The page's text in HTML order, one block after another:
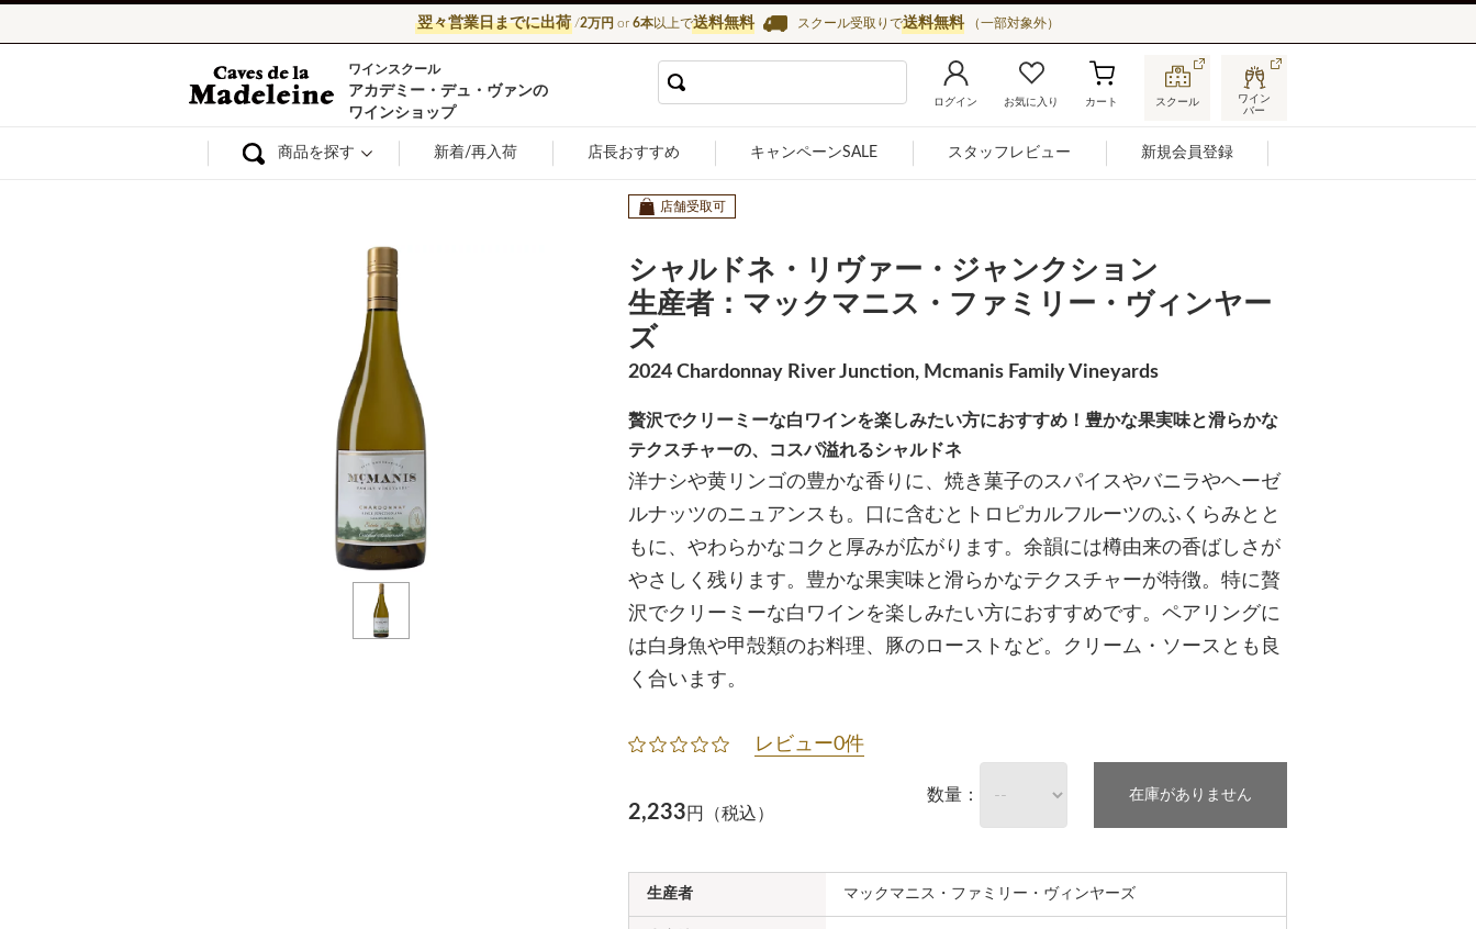
翌々営業日までに出荷/2万円 or 6本以上で送料無料 スクール受取りで送料無料 （一部対象外）
ワイン通販ならワインショップ カーヴ・ド・ラ・マドレーヌ
ワインスクール
アカデミー・デュ・ヴァンの
ワインショップ
ログイン お気に入り カート スクール
ワイン
バー
商品を探す 新着/再入荷 店長おすすめ キャンペーンSALE スタッフレビュー 新規会員登録
店舗受取可
シャルドネ・リヴァー・ジャンクション
生産者：マックマニス・ファミリー・ヴィンヤー
ズ
2024 Chardonnay River Junction, Mcmanis Family Vineyards
贅沢でクリーミーな白ワインを楽しみたい方におすすめ！豊かな果実味と滑らかな
テクスチャーの、コスパ溢れるシャルドネ
洋ナシや黄リンゴの豊かな香りに、焼き菓子のスパイスやバニラやヘーゼ
ルナッツのニュアンスも。口に含むとトロピカルフルーツのふくらみとと
もに、やわらかなコクと厚みが広がります。余韻には樽由来の香ばしさが
やさしく残ります。豊かな果実味と滑らかなテクスチャーが特徴。特に贅
沢でクリーミーな白ワインを楽しみたい方におすすめです。ペアリングに
は白身魚や甲殻類のお料理、豚のローストなど。クリーム・ソースとも良
く合います。
レビュー0件
2,233円（税込）
数量： 在庫がありません
生産者 マックマニス・ファミリー・ヴィンヤーズ